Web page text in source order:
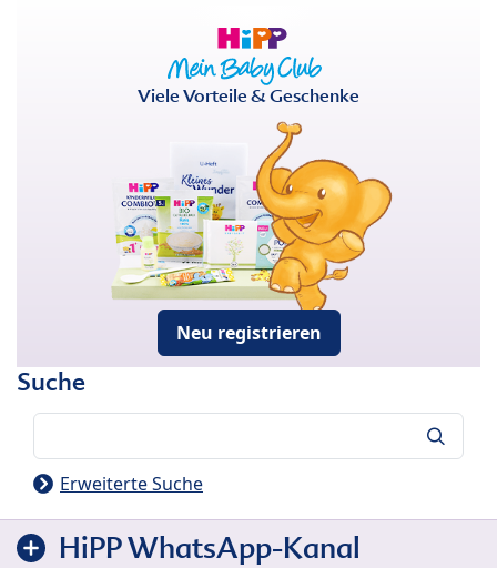
Viele Vorteile & Geschenke
Neu registrieren
Suche
Erweiterte Suche
HiPP WhatsApp-Kanal